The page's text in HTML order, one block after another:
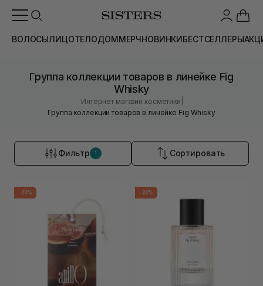
ВОЛОСЫЛИЦОТЕЛОДОММЕРЧНОВИНКИБЕСТСЕЛЛЕРЫ
Группа коллекции товаров в линейке Fig
Whisky
Интернет магазин косметики
Группа коллекции товаров в линейке Fig Whisky
Фильтр 1 Сортировать
-20% -20%